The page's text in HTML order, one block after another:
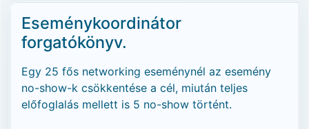
Eseménykoordinátor
forgatókönyv.
Egy 25 fős networking eseménynél az esemény
no-show-k csökkentése a cél, miután teljes
előfoglalás mellett is 5 no-show történt.